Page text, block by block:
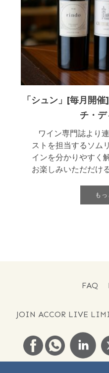
「シュン」[毎月開
チ・デ
ワイン専門誌より
ストを担当するソム
インを分かりやすく
お楽しみいただだけ
も
FAQ
JOIN ACCOR LIVE